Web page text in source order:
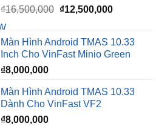
₫16,500,000 Giá
₫16,500,000.
₫12,500,000Giá
là:
Màn Hình Android TMAS 10.33
Inch Cho VinFast Minio Green
₫8,000,000
Màn Hình Android TMAS 10.33
Dành Cho VinFast VF2
₫8,000,000